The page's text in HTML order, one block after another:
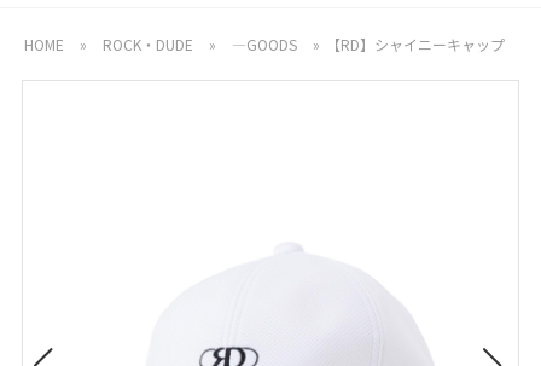
HOME » ROCK・DUDE » ―GOODS » 【RD】シャイニーキャップ